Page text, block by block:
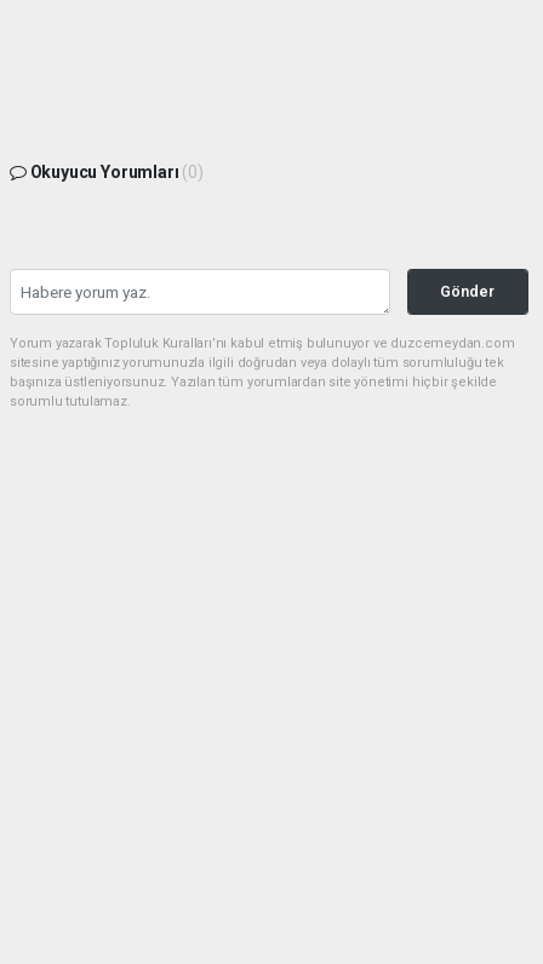
Okuyucu Yorumları (0)
Gönder
Yorum yazarak Topluluk Kuralları’nı kabul etmiş bulunuyor ve duzcemeydan.com
sitesine yaptığınız yorumunuzla ilgili doğrudan veya dolaylı tüm sorumluluğu tek
başınıza üstleniyorsunuz. Yazılan tüm yorumlardan site yönetimi hiçbir şekilde
sorumlu tutulamaz.